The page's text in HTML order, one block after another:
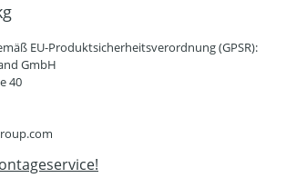
EU-Produktsicherheitsverordnung (GPSR):
GmbH
40